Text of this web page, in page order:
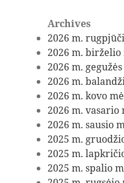
Archives
2026 m.
2026 m. birželio
2026 m.
2026 m.
2026 m. kovo
2026 m. vasario
2026 m. sausio
2025 m.
2025 m.
2025 m. spalio